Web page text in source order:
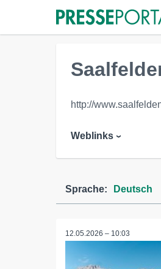
http://
Weblinks
Sprache: Deutsch
12.05.2026 – 10:03